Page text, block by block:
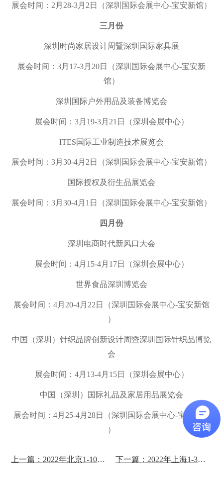
展会时间：2月28-3月2日（深圳国际会展中心-宝安新馆）
三月份
深圳时尚家居设计周暨深圳国际家具展
展会时间：3月17-3月20日（深圳国际会展中心-宝安新
馆）
深圳国际户外用品及装备博览会
展会时间：3月19-3月21日（深圳会展中心）
ITES国际工业制造技术展览会
展会时间：3月30-4月2日（深圳国际会展中心-宝安新馆）
国际授权及衍生品展览会
展会时间：3月30-4月1日（深圳国际会展中心-宝安新馆）
四月份
深圳电商时代新风口大会
展会时间：4月15-4月17日（深圳会展中心）
世界食品深圳博览会
展会时间：4月20-4月22日（深圳国际会展中心-宝安新馆
）
中国（深圳）针织品牌创新设计周暨深圳国际针织品博览
会
展会时间：4月13-4月15日（深圳会展中心）
中国（深圳）国际礼品及家居用品展览会
展会时间：4月25-4月28日（深圳国际会展中心-宝
安新馆
）
上一篇：2022年北京1-10月份的展会计划表 下一篇：2022年上海1-3月份所有展馆计划表